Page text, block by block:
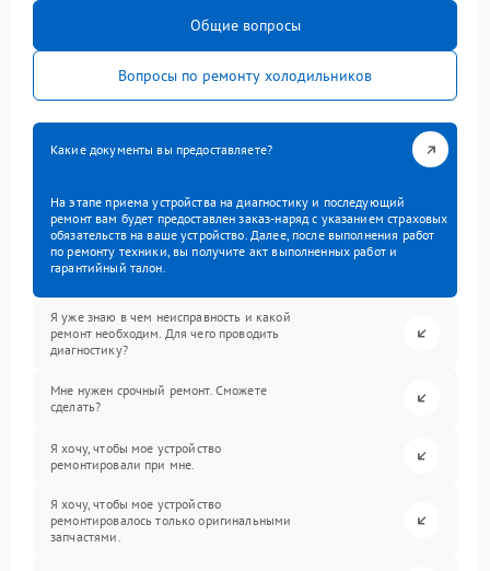
Общие вопросы
Вопросы по ремонту холодильников
Какие документы вы предоставляете?
На этапе приема устройства на диагностику и последующий
ремонт вам будет предоставлен заказ-наряд с указанием страховых
обязательств на ваше устройство. Далее, после выполнения работ
по ремонту техники, вы получите акт выполненных работ и
гарантийный талон.
Я уже знаю в чем неисправность и какой
ремонт необходим. Для чего проводить
диагностику?
Мне нужен срочный ремонт. Сможете
сделать?
Я хочу, чтобы мое устройство
ремонтировали при мне.
Я хочу, чтобы мое устройство
ремонтировалось только оригинальными
запчастями.